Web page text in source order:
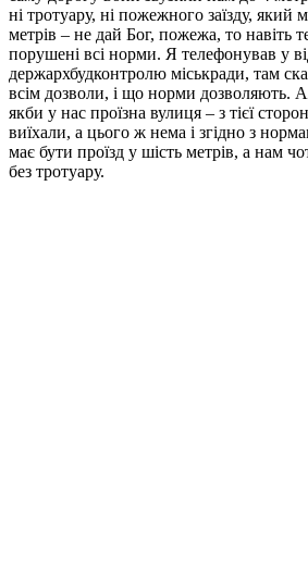
ні тротуару, ні пожежного заїзду, який
метрів – не дай Бог, пожежа, то навіть
порушені всі норми. Я телефонував у
держархбудконтролю міськради, там
всім дозволи, і що норми дозволяють.
якби у нас проїзна вулиця – з тієї
виїхали, а цього ж нема і згідно з
має бути проїзд у шість метрів, а нам
без тротуару.